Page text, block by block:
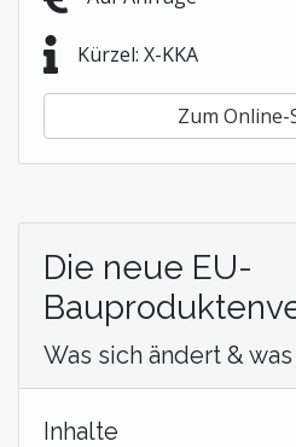
Kürzel: X-KKA
Zum Online-
Die neue EU-
Was sich ändert &
Inhalte